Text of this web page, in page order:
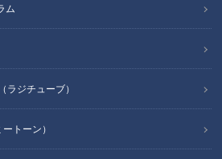
ム
ラジチューブ）
トーン）
記事に戻る
へのおすすめ